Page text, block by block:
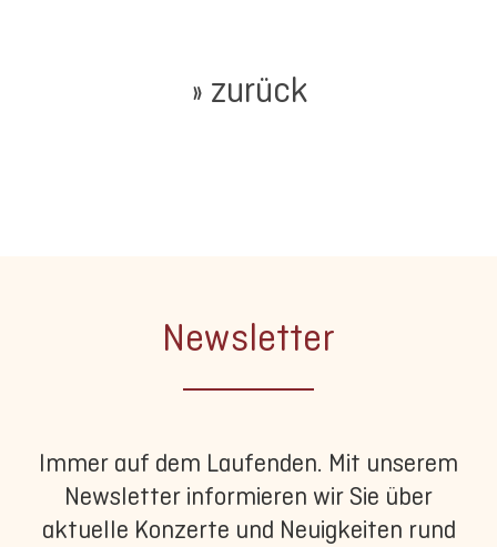
» zurück
Newsletter
Immer auf dem Laufenden. Mit unserem
Newsletter informieren wir Sie über
aktuelle Konzerte und Neuigkeiten rund